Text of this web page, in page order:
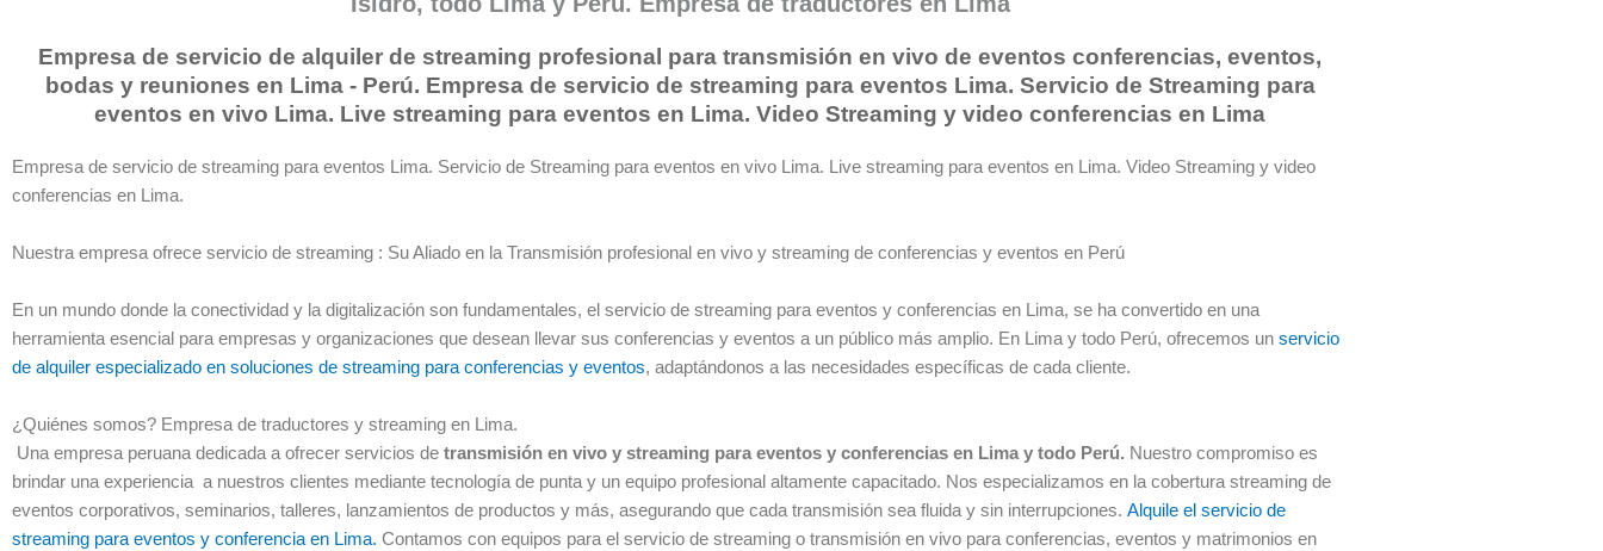
Empresa de servicio de alquiler de streaming profesional para transmisión en vivo de eventos conferencias, eventos,
bodas y reuniones en Lima - Perú. Empresa de servicio de streaming para eventos Lima. Servicio de Streaming para
eventos en vivo Lima. Live streaming para eventos en Lima. Video Streaming y video conferencias en Lima
Empresa de servicio de streaming para eventos Lima. Servicio de Streaming para eventos en vivo Lima. Live streaming para eventos en Lima. Video Streaming y video
conferencias en Lima.
Nuestra empresa ofrece servicio de streaming : Su Aliado en la Transmisión profesional en vivo y streaming de conferencias y eventos en Perú
En un mundo donde la conectividad y la digitalización son fundamentales, el servicio de streaming para eventos y conferencias en Lima, se ha convertido en una
herramienta esencial para empresas y organizaciones que desean llevar sus conferencias y eventos a un público más amplio. En Lima y todo Perú, ofrecemos un servicio
de alquiler especializado en soluciones de streaming para conferencias y eventos, adaptándonos a las necesidades específicas de cada cliente.
¿Quiénes somos? Empresa de traductores y streaming en Lima.
Una empresa peruana dedicada a ofrecer servicios de transmisión en vivo y streaming para eventos y conferencias en Lima y todo Perú. Nuestro compromiso es
brindar una experiencia a nuestros clientes mediante tecnología de punta y un equipo profesional altamente capacitado. Nos especializamos en la cobertura streaming de
eventos corporativos, seminarios, talleres, lanzamientos de productos y más, asegurando que cada transmisión sea fluida y sin interrupciones. Alquile el servicio de
streaming para eventos y conferencia en Lima. Contamos con equipos para el servicio de streaming o transmisión en vivo para conferencias, eventos y matrimonios en